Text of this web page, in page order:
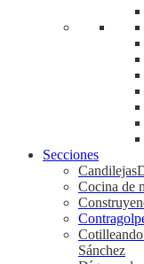
Secciones
Candilejas
Cocina de
Sánchez